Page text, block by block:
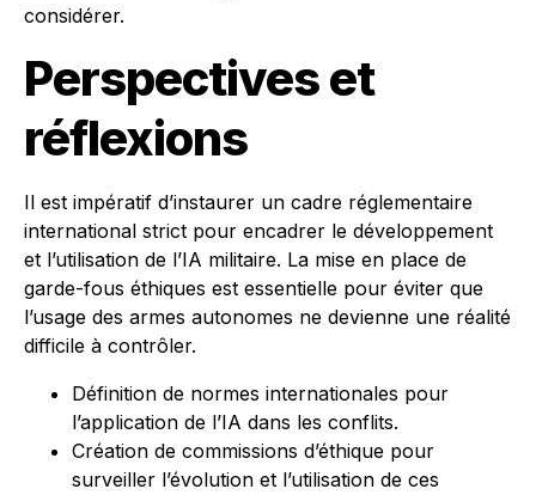
considérer.
Perspectives et
réflexions
Il est impératif d’instaurer un cadre réglementaire
international strict pour encadrer le développement
et l’utilisation de l’IA militaire. La mise en place de
garde-fous éthiques est essentielle pour éviter que
l’usage des armes autonomes ne devienne une réalité
difficile à contrôler.
Définition de normes internationales pour
l’application de l’IA dans les conflits.
Création de commissions d’éthique pour
surveiller l’évolution et l’utilisation de ces